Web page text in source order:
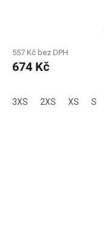
557 Kč bez DPH
674 Kč
3XS 2XS XS S